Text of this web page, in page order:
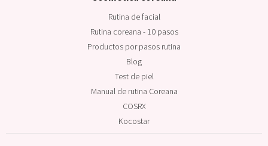
Rutina de facial
Rutina coreana - 10 pasos
Productos por pasos rutina
Blog
Test de piel
Manual de rutina Coreana
COSRX
Kocostar